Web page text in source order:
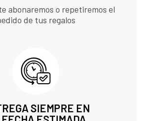
abonaremos o repetiremos el
de tus regalos
SIEMPRE EN